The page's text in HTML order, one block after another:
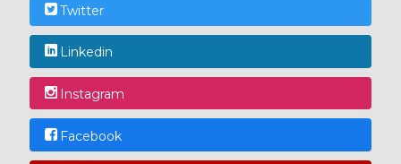
Twitter
Linkedin
Instagram
Facebook